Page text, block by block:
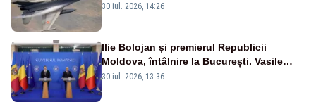
30 iul. 2026, 14:26
Ilie Bolojan și premierul Republicii
Moldova, întâlnire la București. Vasile
Tofan, primit cu onoruri militare
30 iul. 2026, 13:36